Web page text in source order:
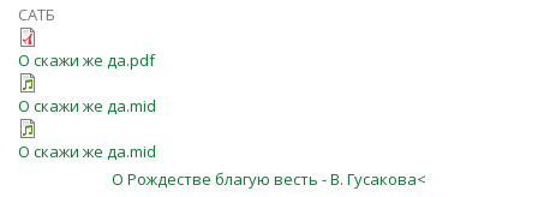
САТБ
О скажи же да.pdf
О скажи же да.mid
О скажи же да.mid
О Рождестве благую весть - В. Гусакова<